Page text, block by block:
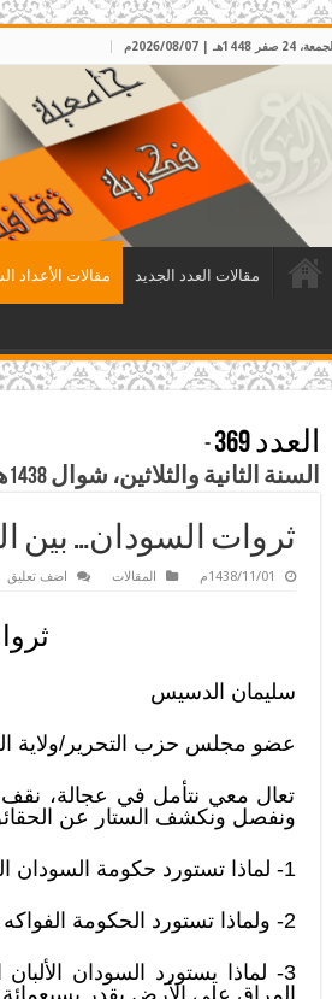
الجمعة، 24 صفر 1448هـ | 2026/08/07م
مقالات العدد الجديد مقالات الأعداد
العدد 369
-
السنة الثانية والثلاثين، شوال 1438هـ، الموافق تموز 2017م
ثروات السودان… بين
1438/11/01م المقالات اضف تعليق
سليمان الدسيس
عضو مجلس حزب التحرير/ولاية
تعال معي نتأمل في عجالة،
ونفصل ونكشف الستار عن الحقائق
1- لماذا تستورد حكومة السودان القمح (الغذاء الرئيسي) في الوقت الذي يملك فيه السودان 200 مليون فدان أراضي صالحة للزراعة؟
2- ولماذا تستورد الحكومة الفواكه والخضار، مع أن السودان يملك أكبر وأكثر الأراضي خصوبة، وأكبر احتياطي من المياه العذبة؟
المراق على الأرض يقدر بسبعمائة